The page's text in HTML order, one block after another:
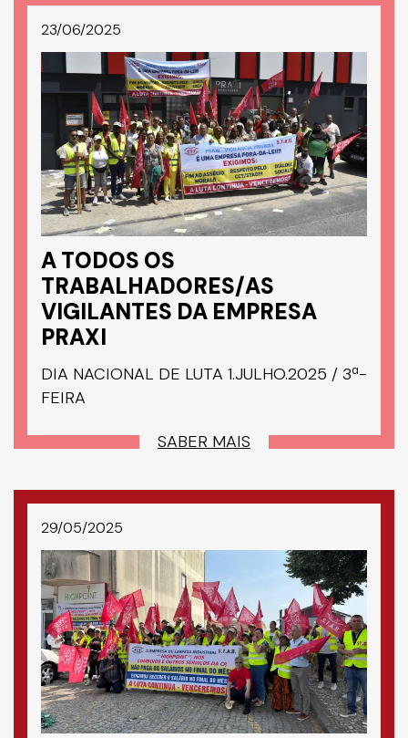
23/06/2025
A TODOS OS
TRABALHADORES/AS
VIGILANTES DA EMPRESA
PRAXI
DIA NACIONAL DE LUTA 1.JULHO.2025 / 3ª-
FEIRA
SABER MAIS
29/05/2025